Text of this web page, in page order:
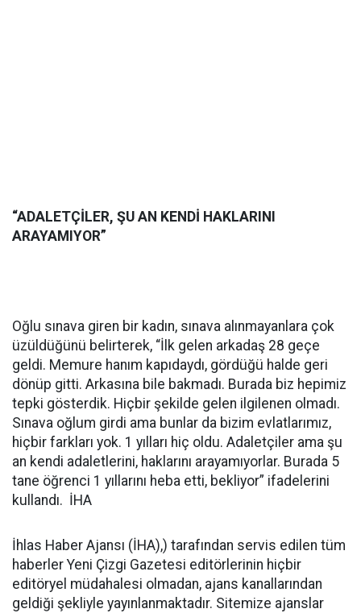
“ADALETÇİLER, ŞU AN KENDİ HAKLARINI
ARAYAMIYOR”
Oğlu sınava giren bir kadın, sınava alınmayanlara çok
üzüldüğünü belirterek, “İlk gelen arkadaş 28 geçe
geldi. Memure hanım kapıdaydı, gördüğü halde geri
dönüp gitti. Arkasına bile bakmadı. Burada biz hepimiz
tepki gösterdik. Hiçbir şekilde gelen ilgilenen olmadı.
Sınava oğlum girdi ama bunlar da bizim evlatlarımız,
hiçbir farkları yok. 1 yılları hiç oldu. Adaletçiler ama şu
an kendi adaletlerini, haklarını arayamıyorlar. Burada 5
tane öğrenci 1 yıllarını heba etti, bekliyor” ifadelerini
kullandı. İHA
İhlas Haber Ajansı (İHA),) tarafından servis edilen tüm
haberler Yeni Çizgi Gazetesi editörlerinin hiçbir
editöryel müdahalesi olmadan, ajans kanallarından
geldiği şekliyle yayınlanmaktadır. Sitemize ajanslar